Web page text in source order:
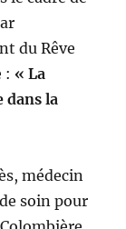
du Rêve
: « La
dans la
médecin
soin pour